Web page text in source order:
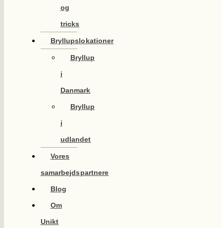
og
tricks
Bryllupslokationer
Bryllup
i
Danmark
Bryllup
i
udlandet
Vores
samarbejdspartnere
Blog
Om
Unikt